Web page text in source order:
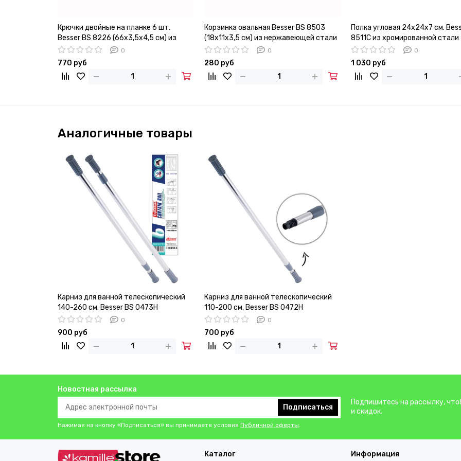
Крючки двойные на планке 6 шт.
Besser BS 8226 (66х3,5х4,5 см) из
хромированного цинкового сплава
0
770 руб
Корзинка овальная Besser BS 8503
(18х11х3,5 см) из нержавеющей стали
с хромированным покрытием
0
280 руб
Полка угловая 24х24х7 см.
8511C из хромированной стали
0
1 030 руб
Аналогичные товары
Карниз для ванной телескопический
140-260 см. Besser BS 0473H
0
900 руб
Карниз для ванной телескопический
110-200 см. Besser BS 0472H
0
700 руб
Новостная рассылка
Подписаться
Нажимая на кнопку «Подписаться» вы принимаете условия Публичной оферты
Подпишитесь на рассылку,
и скидок.
Каталог Информация